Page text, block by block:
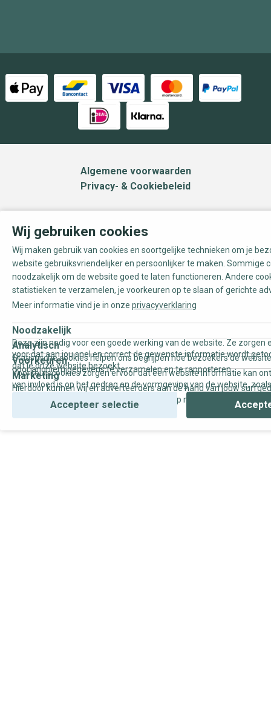
Algemene voorwaarden
Privacy- & Cookiebeleid
Wij gebruiken cookies
Wij maken gebruik van cookies en soortgelijke technieken om je
website gebruiksvriendelijker en persoonlijker te maken. Sommige
noodzakelijk om de website goed te laten functioneren. Andere
statistieken te verzamelen, je voorkeuren op te slaan of gerichte
Meer informatie vind je in onze privacyverklaring
Noodzakelijk
Deze zijn nodig voor een goede werking van de website. Ze zorgen
voor dat aan jou snel en correct de gewenste informatie wordt
dat je onze website bezoekt.
Analytisch
Statistische cookies helpen ons begrijpen hoe bezoekers de
door anoniem gegevens te verzamelen en te rapporteren.
Voorkeuren
Voorkeurscookies zorgen ervoor dat een website informatie kan
van invloed is op het gedrag en de vormgeving van de website,
Marketing
Hierdoor kunnen wij en adverteerders aan de hand van jouw
gepersonaliseerde online advertenties en op maat gemaakte
Accepteer selectie